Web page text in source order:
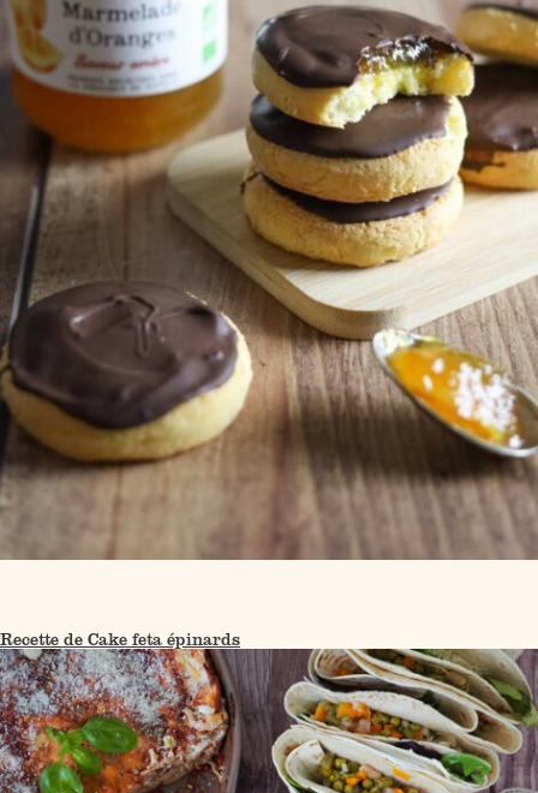
Recette de Cake feta épinards